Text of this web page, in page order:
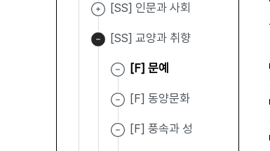
[SS] 인문과 사회
[SS] 교양과 취향
[F] 문예
[F] 동양문화
[F] 풍속과 성